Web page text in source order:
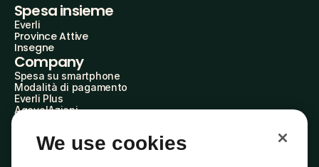
Spesa insieme
Everli
Province Attive
Insegne
Company
Spesa su smartphone
Modalità di pagamento
Everli Plus
AgevolAzioni
Everli Shoppers
We use cookies